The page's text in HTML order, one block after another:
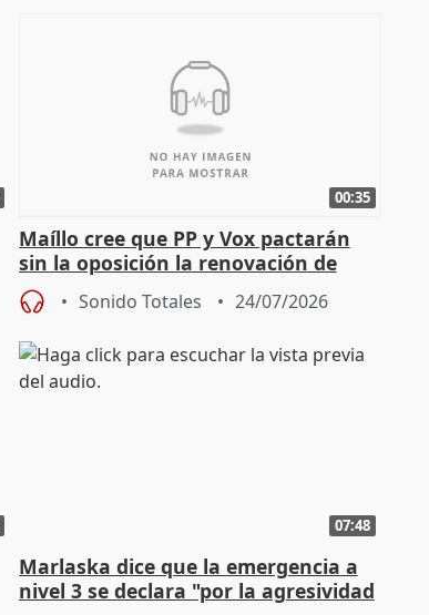
00:35
Maíllo cree que PP y Vox pactarán
sin la oposición la renovación de
órganos como el Defensor
Sonido Totales 24/07/2026
07:48
Marlaska dice que la emergencia a
nivel 3 se declara "por la agresividad